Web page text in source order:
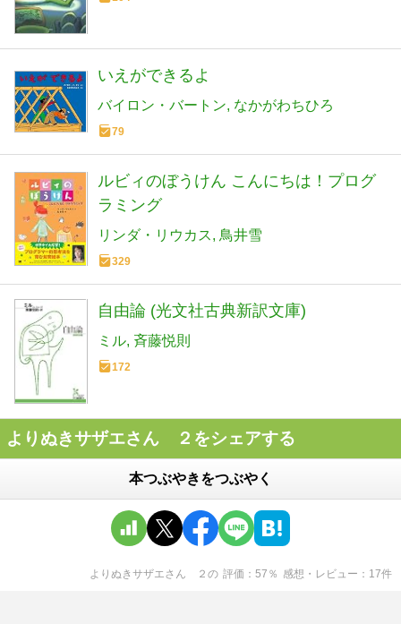
いえができるよ
バイロン・バートン なかがわちひろ
79
ルビィのぼうけん こんにちは！プログ
ラミング
リンダ・リウカス 鳥井雪
329
自由論 (光文社古典新訳文庫)
ミル 斉藤悦則
172
よりぬきサザエさん ２をシェアする
本つぶやきをつぶやく
よりぬきサザエさん ２ の 評価 57 ％ 感想・レビュー 17件